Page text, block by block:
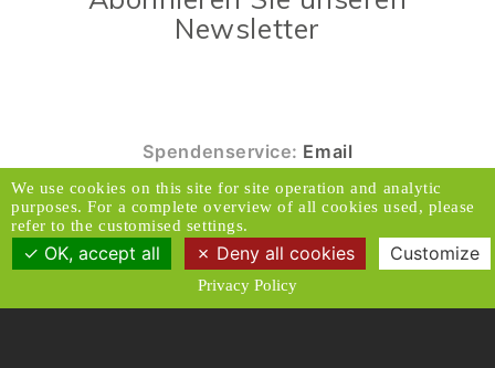
Newsletter
Spendenservice: Email
© 2026 Caux Initiativen der Veränderung. Alle
Rechte vorbehalten.
Kontakt & Adresse
Haftungsausschluss
Medien
Datenschutzrichtlinien
We use cookies on this site for site operation and analytic
purposes. For a complete overview of all cookies used, please
refer to the customised settings.
OK, accept all Deny all cookies Customize
Privacy Policy